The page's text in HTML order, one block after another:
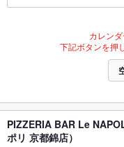
カレン
下記ボタンを押
PIZZERIA BAR Le
ポリ 京都錦店）